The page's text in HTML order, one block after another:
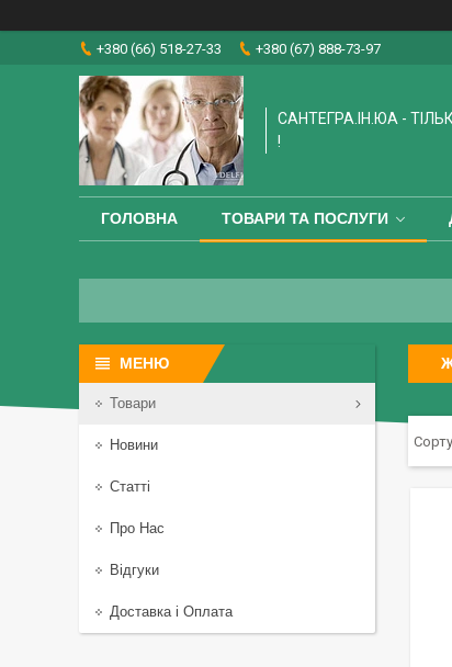
+380 (66) 518-27-33 +380 (67) 888-73-97
САНТЕГРА.ІН.ЮА -
!
ГОЛОВНА ТОВАРИ ТА ПОСЛУГИ
Товари
Новини
Статті
Про Нас
Відгуки
Доставка і Оплата